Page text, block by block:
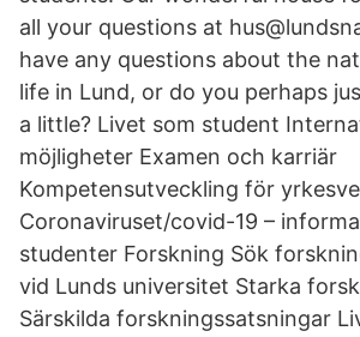
all your questions at
have any questions about the
life in Lund, or do you perhaps
a little? Livet som student
möjligheter Examen och karriär
Kompetensutveckling för
Coronaviruset/covid-19 –
studenter Forskning Sök
vid Lunds universitet Starka
Särskilda forskningssatsningar